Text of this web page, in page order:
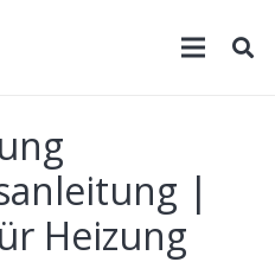
|
Heizung